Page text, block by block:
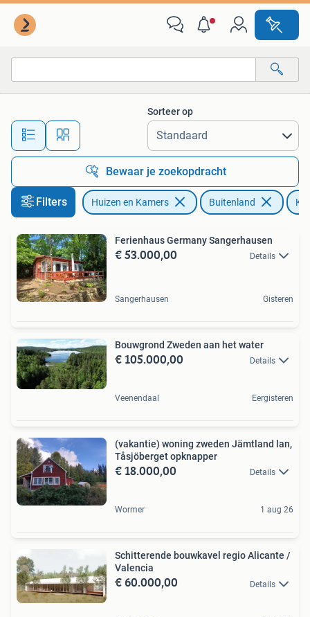
Alle afstanden…
Sorteer op
Bewaar je zoekopdracht
Filters Huizen en Kamers Buitenland
Ferienhaus Germany Sangerhausen
€ 53.000,00 Details
Sangerhausen Gisteren
Bouwgrond Zweden aan het water
€ 105.000,00 Details
Veenendaal Eergisteren
(vakantie) woning zweden Jämtland lan,
Tåsjöberget opknapper
€ 18.000,00 Details
Wormer 1 aug 26
Schitterende bouwkavel regio Alicante /
Valencia
€ 60.000,00 Details